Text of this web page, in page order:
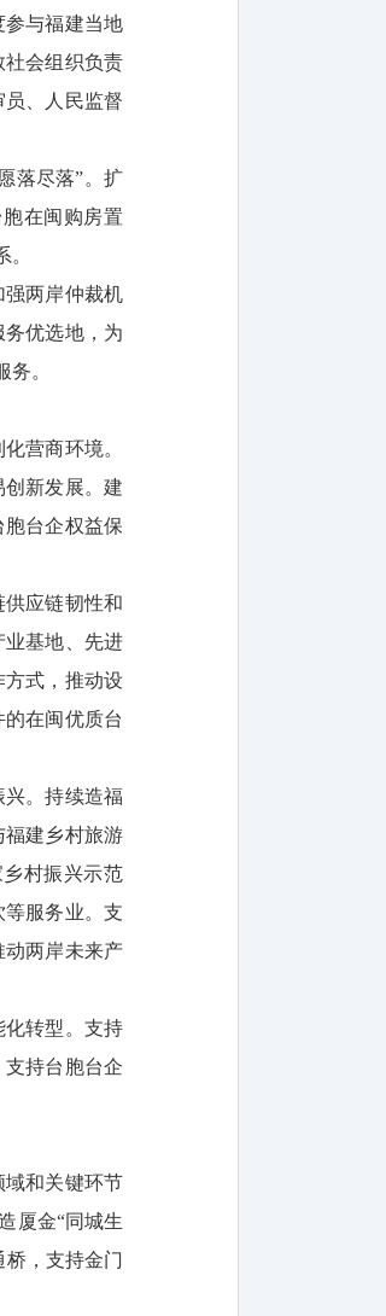
参与福建当地
会组织负责
、人民监督
落尽落”。扩
在闽购房置
强两岸仲裁机
优选地，为
。
营商环境。
新发展。建
台企权益保
应链韧性和
基地、先进
式，推动设
在闽优质台
兴。持续造福
建乡村旅游
村振兴示范
服务业。支
两岸未来产
化转型。支持
持台胞台企
域和关键环节
厦金“同城生
，支持金门